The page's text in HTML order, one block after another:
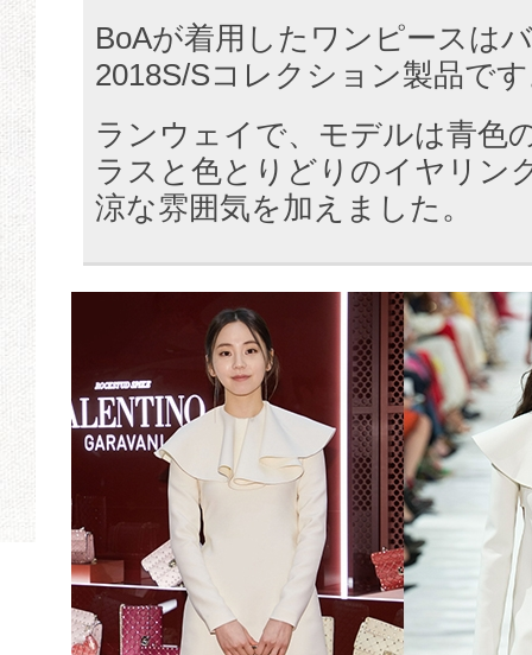
BoAが着用したワンピースは
2018S/Sコレクション製品で
ランウェイで、モデルは青色
ラスと色とりどりのイヤリン
涼な雰囲気を加えました。